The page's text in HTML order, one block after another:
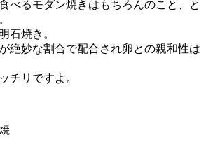
べるモダン焼きはもちろんのこと、と
石焼き。
絶妙な割合で配合され卵との親和性は
チリですよ。